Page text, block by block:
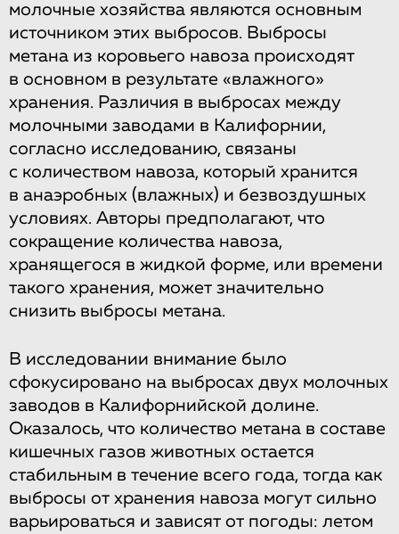
молочные хозяйства являются основным
источником этих выбросов. Выбросы
метана из коровьего навоза происходят
в основном в результате «влажного»
хранения. Различия в выбросах между
молочными заводами в Калифорнии,
согласно исследованию, связаны
с количеством навоза, который хранится
в анаэробных (влажных) и безвоздушных
условиях. Авторы предполагают, что
сокращение количества навоза,
хранящегося в жидкой форме, или времени
такого хранения, может значительно
снизить выбросы метана.
В исследовании внимание было
сфокусировано на выбросах двух молочных
заводов в Калифорнийской долине.
Оказалось, что количество метана в составе
кишечных газов животных остается
стабильным в течение всего года, тогда как
выбросы от хранения навоза могут сильно
варьироваться и зависят от погоды: летом